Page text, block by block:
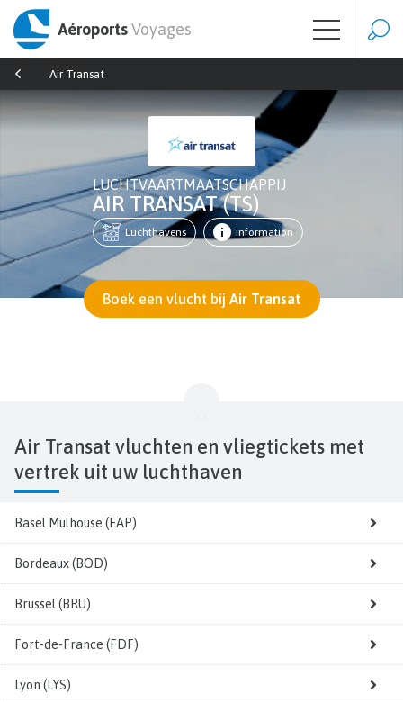
AéroportsVoyages
Air Transat
LUCHTVAARTMAATSCHAPPIJ
AIR TRANSAT(TS)
Luchthavens information
Boek een vlucht bij Air Transat
Air Transat vluchten en vliegtickets met
vertrek uit uw luchthaven
Basel Mulhouse (EAP)
Bordeaux (BOD)
Brussel (BRU)
Fort-de-France (FDF)
Lyon (LYS)